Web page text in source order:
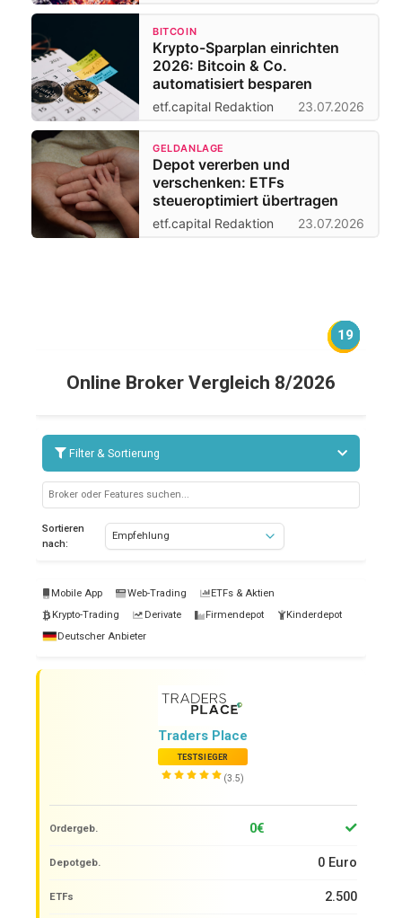
BITCOIN
Krypto-Sparplan einrichten
2026: Bitcoin & Co.
automatisiert besparen
etf.capital Redaktion 23.07.2026
GELDANLAGE
Depot vererben und
verschenken: ETFs
steueroptimiert übertragen
etf.capital Redaktion 23.07.2026